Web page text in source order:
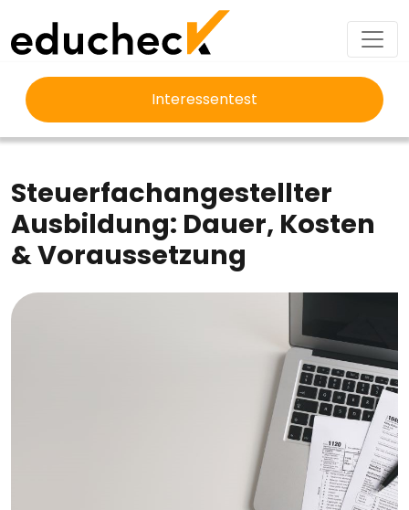
Interessentest
EDUCHECK
AUSBILDUNG
STEUERFACHANGESTELLTER AUSBILDUNG
Steuerfachangestellter
Ausbildung: Dauer, Kosten
& Voraussetzung